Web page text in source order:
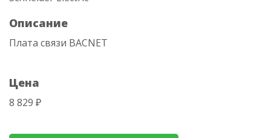
Описание
Плата связи BACNET
Цена
8 829 ₽